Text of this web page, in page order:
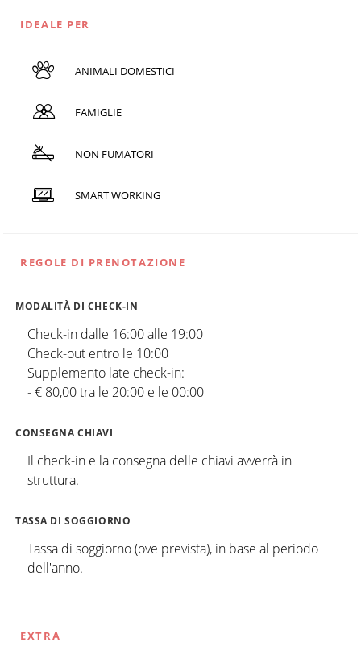
IDEALE PER
ANIMALI DOMESTICI
FAMIGLIE
NON FUMATORI
SMART WORKING
REGOLE DI PRENOTAZIONE
MODALITÀ DI CHECK-IN
Check-in dalle 16:00 alle 19:00
Check-out entro le 10:00
Supplemento late check-in:
- € 80,00 tra le 20:00 e le 00:00
CONSEGNA CHIAVI
Il check-in e la consegna delle chiavi avverrà in
struttura.
TASSA DI SOGGIORNO
Tassa di soggiorno (ove prevista), in base al periodo
dell'anno.
EXTRA